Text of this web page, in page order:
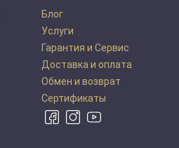
Блог
Услуги
Гарантия и Сервис
Доставка и оплата
Обмен и возврат
Сертификаты